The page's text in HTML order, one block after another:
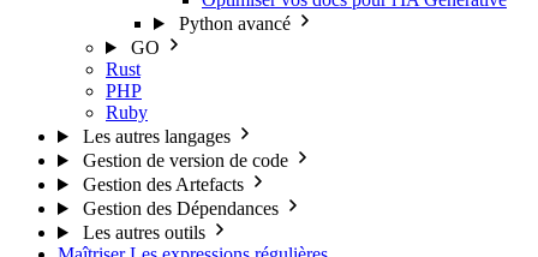
Python avancé
GO
Rust
PHP
Ruby
Les autres langages
Gestion de version de code
Gestion des Artefacts
Gestion des Dépendances
Les autres outils